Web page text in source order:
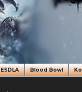
ESDLA Blood Bowl